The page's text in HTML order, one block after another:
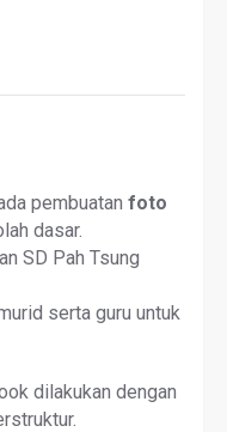
pembuatan foto
dasar.
SD Pah Tsung
serta guru untuk
dilakukan dengan